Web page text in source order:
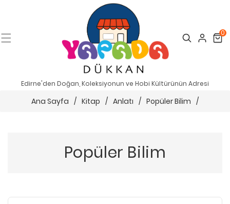
Search Cart
0
Edirne'den Doğan, Koleksiyonun ve Hobi Kültürünün Adresi
Ana Sayfa / Kitap / Anlatı / Popüler Bilim /
Popüler Bilim